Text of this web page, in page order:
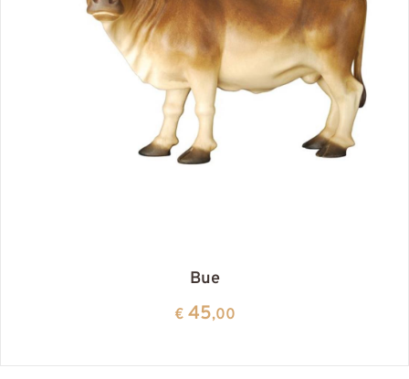
Bue
€45,00